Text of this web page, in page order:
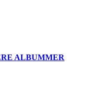
ALBUMMER